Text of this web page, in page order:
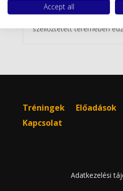
kontaktus szinte állandó,
nagyon magas. Ráadásul
szellőztetett teremeben
Tréningek Előadások
Kapcsolat
Adatkezelési
Accept all